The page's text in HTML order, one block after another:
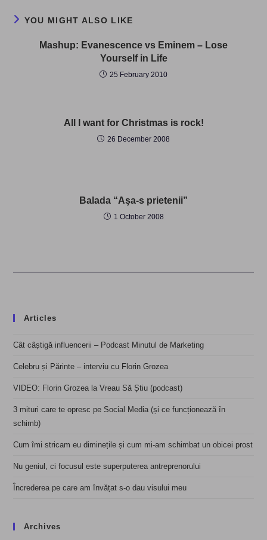
YOU MIGHT ALSO LIKE
Mashup: Evanescence vs Eminem – Lose
Yourself in Life
25 February 2010
All I want for Christmas is rock!
26 December 2008
Balada “Aşa-s prietenii”
1 October 2008
Articles
Cât câștigă influencerii – Podcast Minutul de Marketing
Celebru și Părinte – interviu cu Florin Grozea
VIDEO: Florin Grozea la Vreau Să Știu (podcast)
3 mituri care te opresc pe Social Media (și ce funcționează în
schimb)
Cum îmi stricam eu diminețile și cum mi-am schimbat un obicei prost
Nu geniul, ci focusul este superputerea antreprenorului
Încrederea pe care am învățat s-o dau visului meu
Archives